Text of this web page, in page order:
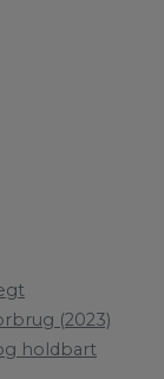
(2023)
holdbart